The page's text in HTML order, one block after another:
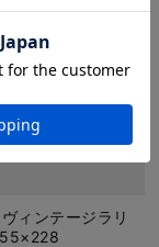
ヴィンテージラリ